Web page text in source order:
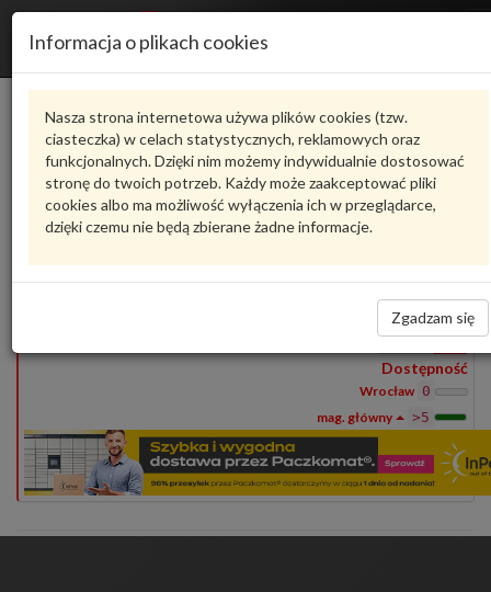
Informacja o plikach cookies
Nasza strona internetowa używa plików cookies (tzw.
ciasteczka) w celach statystycznych, reklamowych oraz
funkcjonalnych. Dzięki nim możemy indywidualnie dostosować
stronę do twoich potrzeb. Każdy może zaakceptować pliki
cookies albo ma możliwość wyłączenia ich w przeglądarce,
dzięki czemu nie będą zbierane żadne informacje.
Zgadzam się
Produkty 1
Pokaż pełny opis Zadaj pytanie o produkt
1S0857740AQVZVAG - produkt oryginalny VW AUDI SEAT SKODA
387,14 zł
Wprowadź
ilość
Dostępność
Wrocław 0
>5